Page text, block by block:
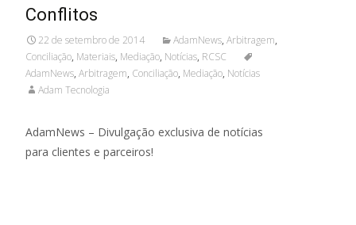
Conflitos
22 de setembro de 2014 AdamNews, Arbitragem,
Conciliação, Materiais, Mediação, Notícias, RCSC
AdamNews, Arbitragem, Conciliação, Mediação, Notícias
Adam Tecnologia
AdamNews – Divulgação exclusiva de notícias
para clientes e parceiros!